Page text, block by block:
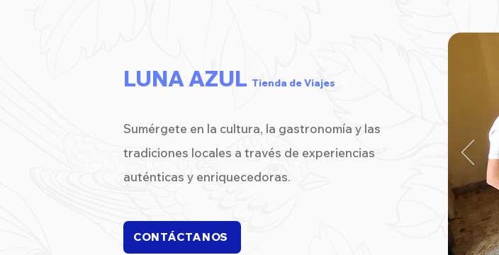
LUNA AZUL Tienda de Viajes
Sumérgete en la cultura, la gastronomía y las
tradiciones locales a través de experiencias
auténticas y enriquecedoras.
CONTÁCTANOS